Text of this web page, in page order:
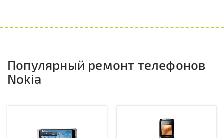
Популярный ремонт телефонов
Nokia